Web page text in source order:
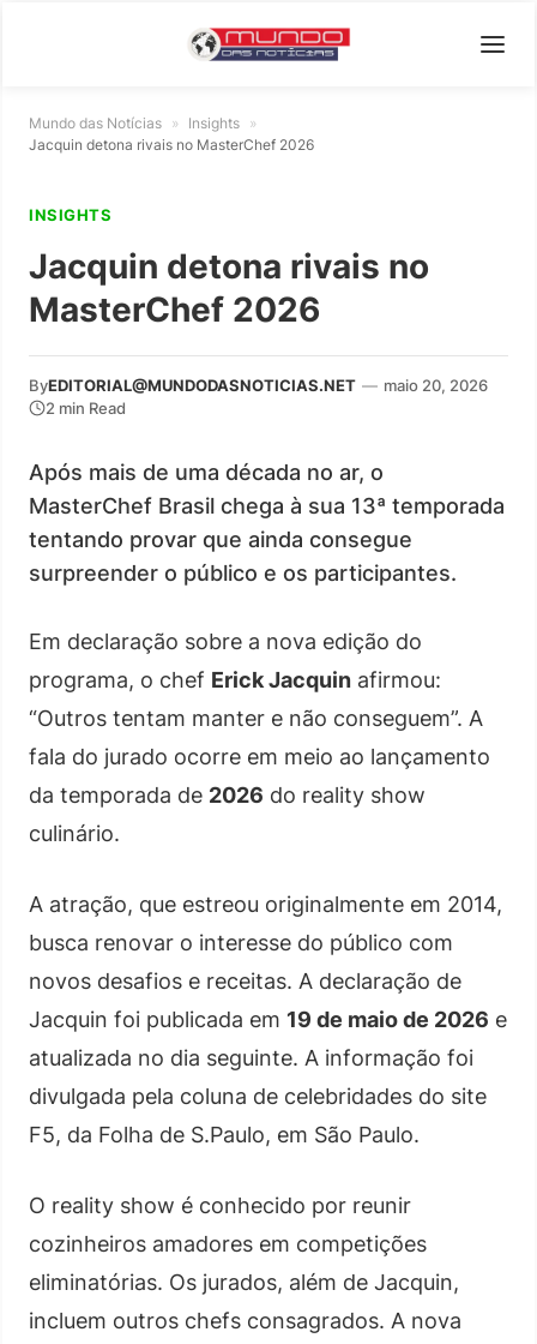
Mundo das Notícias » Insights »
Jacquin detona rivais no MasterChef 2026
INSIGHTS
Jacquin detona rivais no
MasterChef 2026
ByEDITORIAL@MUNDODASNOTICIAS.NET — maio 20, 2026
2 min Read
Após mais de uma década no ar, o
MasterChef Brasil chega à sua 13ª temporada
tentando provar que ainda consegue
surpreender o público e os participantes.
Em declaração sobre a nova edição do
programa, o chef Erick Jacquin afirmou:
“Outros tentam manter e não conseguem”. A
fala do jurado ocorre em meio ao lançamento
da temporada de 2026 do reality show
culinário.
A atração, que estreou originalmente em 2014,
busca renovar o interesse do público com
novos desafios e receitas. A declaração de
Jacquin foi publicada em 19 de maio de 2026 e
atualizada no dia seguinte. A informação foi
divulgada pela coluna de celebridades do site
F5, da Folha de S.Paulo, em São Paulo.
O reality show é conhecido por reunir
cozinheiros amadores em competições
eliminatórias. Os jurados, além de Jacquin,
incluem outros chefs consagrados. A nova